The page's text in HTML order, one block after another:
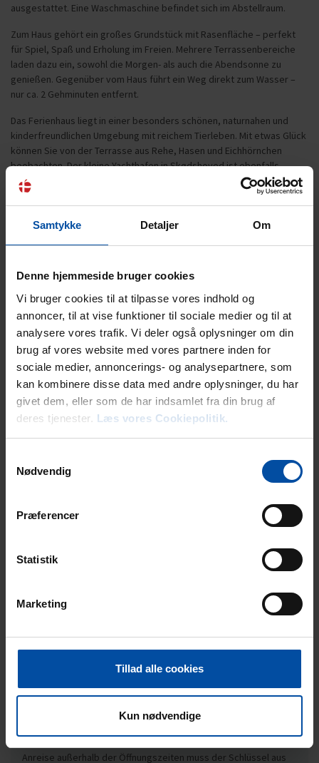
Samtykke Detaljer Om
Denne hjemmeside bruger cookies
Vi bruger cookies til at tilpasse vores indhold og
annoncer, til at vise funktioner til sociale medier og til at
analysere vores trafik. Vi deler også oplysninger om din
brug af vores website med vores partnere inden for
sociale medier, annoncerings- og analysepartnere, som
kan kombinere disse data med andre oplysninger, du har
givet dem, eller som de har indsamlet fra din brug af
deres tjenester. Læs vores Cookiepolitik.
Nødvendig
Præferencer
Statistik
Marketing
Tillad alle cookies
Kun nødvendige
ausgestattet. Eine Waschmaschine befindet sich im Abstellraum.
Zum Haus gehört ein großes Grundstück mit Rasenfläche – perfekt
für Spiel, Spaß und Erholung im Freien. Mehrere Terrassenbereiche
laden dazu ein, sowohl die Morgen- als auch die Abendsonne zu
genießen. Gegenüber vom Haus führt ein Weg direkt zum Wasser –
nur ca. 2 Gehminuten entfernt.
Das Ferienhaus liegt in einer besonders schönen, naturnahen und
kinderfreundlichen Umgebung mit reichem Tierleben. Mit etwas Glück
können Sie von der Terrasse aus Rehe, Hasen und Eichhörnchen
beobachten. Der kleine Yachthafen in Skødshoved ist ebenfalls
schnell erreichbar, und der Strand ist besonders beliebt zum
Krabbenfangen.
Mietinformationen
Agentur
Ebeltoft Feriehusudlejning
Ankunft
Der Schlüssel kann am Anreisetag im Büro in Ebeltoft ab 15 Uhr
(im Juni, Juli und August doch ab 16 Uhr) abgeholt werden.
Kommen Sie außerhalb unserer Öffnungszeiten, erhalten Sie
Ihre Schlüssel in einer Schlüsselbox an unserem Büro. Den
nicht möglich. Unsere Ferienhäuser am Nordstrand Glesborg/
Fjellerup und Bønnerup haben eine Schlüsselbox direkt am
Buchungsbestätigung oder können bei uns erfragt werden.
Wenn Endreinigung bestellt ist, muss das Haus spätestens um
9.30 Uhr verlassen werden. Wenn man für die Reinigung selbst
Es ist leider nicht möglich, den Schlüssel im Haus zu lassen bei
der Abreise, wenn keine Schlüsselbox am Haus vorhanden ist.
statt. Es ist wichtig, dass diese Zeiten eingehalten werden,
weil unser Personal, und in vielen Fällen der Hausbesitzer, die
Häuser besichtigen und kontrollieren, damit sie wieder zum
Anreise außerhalb der Öffnungszeiten muss der Schlüssel aus